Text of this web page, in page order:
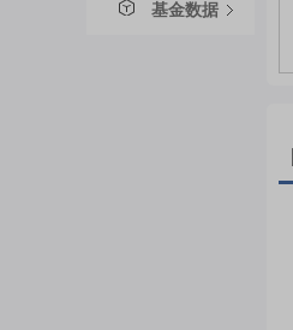
基金数据